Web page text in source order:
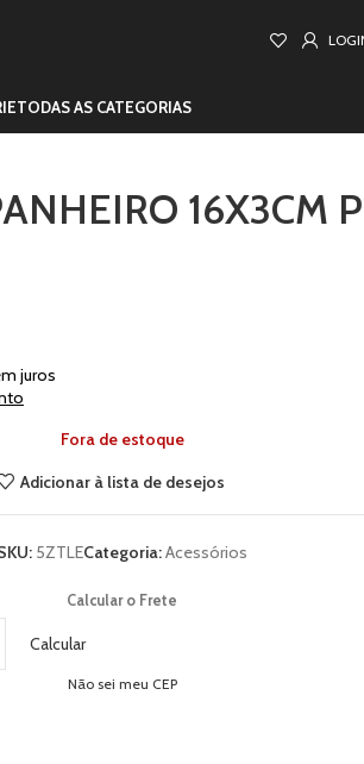
TODAS AS CATEGORIAS
16X3CM
juros
Fora de estoque
Adicionar à lista de desejos
5ZTLECategoria:Acessórios
Calcular o Frete
Calcular
Não sei meu CEP